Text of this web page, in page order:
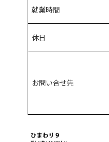
就業時間
休日
お問い合せ先